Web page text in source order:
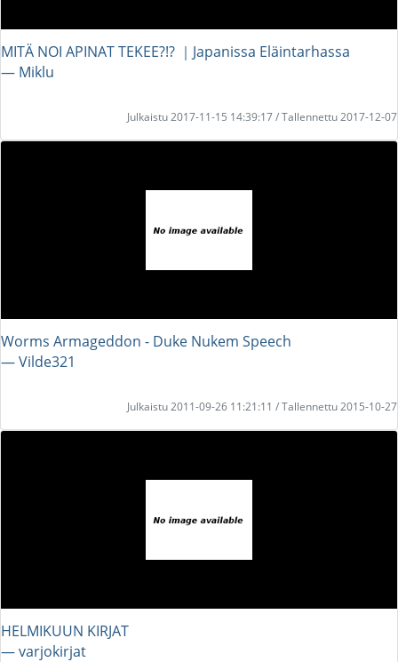
MITÄ NOI APINAT TEKEE?!? ｜Japanissa Eläintarhassa
― Miklu
Julkaistu 2017-11-15 14:39:17 / Tallennettu 2017-12-07
Worms Armageddon - Duke Nukem Speech
― Vilde321
Julkaistu 2011-09-26 11:21:11 / Tallennettu 2015-10-27
HELMIKUUN KIRJAT
― varjokirjat